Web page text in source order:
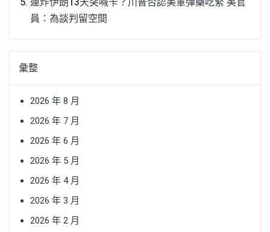
員：為談判留空間
彙整
2026 年 8 月
2026 年 7 月
2026 年 6 月
2026 年 5 月
2026 年 4 月
2026 年 3 月
2026 年 2 月